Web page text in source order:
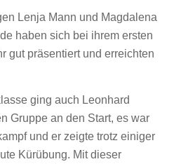
Lenja Mann und Magdalena
haben sich bei ihrem ersten
gut präsentiert und erreichten
ging auch Leonhard
Gruppe an den Start, es war
und er zeigte trotz einiger
Kürübung. Mit dieser